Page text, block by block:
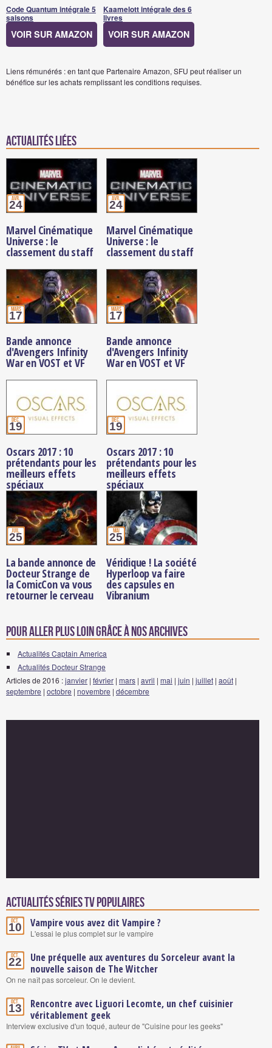
Code Quantum intégrale 5
saisons
VOIR SUR AMAZON
Kaamelott intégrale des 6
livres
VOIR SUR AMAZON
Liens rémunérés : en tant que Partenaire Amazon, SFU peut réaliser un
bénéfice sur les achats remplissant les conditions requises.
Actualités Liées
avr.
24
Marvel Cinématique
Universe : le
classement du staff
avr.
24
Marvel Cinématique
Universe : le
classement du staff
mars
17
Bande annonce
d'Avengers Infinity
War en VOST et VF
mars
17
Bande annonce
d'Avengers Infinity
War en VOST et VF
déc.
19
Oscars 2017 : 10
prétendants pour les
meilleurs effets
spéciaux
déc.
19
Oscars 2017 : 10
prétendants pour les
meilleurs effets
spéciaux
juil.
25
La bande annonce de
Docteur Strange de
la ComicCon va vous
retourner le cerveau
mai
25
Véridique ! La société
Hyperloop va faire
des capsules en
Vibranium
Pour aller plus loin grâce à nos archives
Actualités Captain America
Actualités Docteur Strange
Articles de 2016 :janvier | février | mars | avril | mai | juin | juillet | août |
septembre | octobre | novembre | décembre
Actualités Séries TV populaires
Oct.
10 Vampire vous avez dit Vampire ?
L'essai le plus complet sur le vampire
Oct.
22
Une préquelle aux aventures du Sorceleur avant la
nouvelle saison de The Witcher
On ne naît pas sorceleur. On le devient.
Oct.
13
Rencontre avec Liguori Lecomte, un chef cuisinier
véritablement geek
Interview exclusive d'un toqué, auteur de "Cuisine pour les geeks"